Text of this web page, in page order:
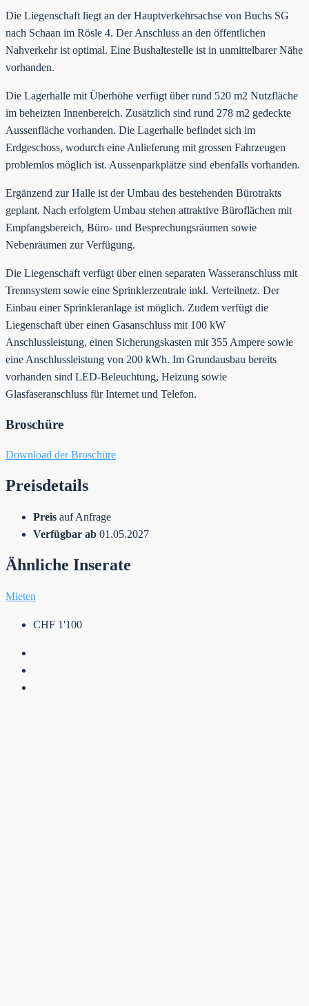
Die Liegenschaft liegt an der Hauptverkehrsachse von Buchs SG
nach Schaan im Rösle 4. Der Anschluss an den öffentlichen
Nahverkehr ist optimal. Eine Bushaltestelle ist in unmittelbarer Nähe
vorhanden.
Die Lagerhalle mit Überhöhe verfügt über rund 520 m2 Nutzfläche
im beheizten Innenbereich. Zusätzlich sind rund 278 m2 gedeckte
Aussenfläche vorhanden. Die Lagerhalle befindet sich im
Erdgeschoss, wodurch eine Anlieferung mit grossen Fahrzeugen
problemlos möglich ist. Aussenparkplätze sind ebenfalls vorhanden.
Ergänzend zur Halle ist der Umbau des bestehenden Bürotrakts
geplant. Nach erfolgtem Umbau stehen attraktive Büroflächen mit
Empfangsbereich, Büro- und Besprechungsräumen sowie
Nebenräumen zur Verfügung.
Die Liegenschaft verfügt über einen separaten Wasseranschluss mit
Trennsystem sowie eine Sprinklerzentrale inkl. Verteilnetz. Der
Einbau einer Sprinkleranlage ist möglich. Zudem verfügt die
Liegenschaft über einen Gasanschluss mit 100 kW
Anschlussleistung, einen Sicherungskasten mit 355 Ampere sowie
eine Anschlussleistung von 200 kWh. Im Grundausbau bereits
vorhanden sind LED-Beleuchtung, Heizung sowie
Glasfaseranschluss für Internet und Telefon.
Broschüre
Download der Broschüre
Preisdetails
Preis auf Anfrage
Verfügbar ab 01.05.2027
Ähnliche Inserate
Mieten
CHF 1'100